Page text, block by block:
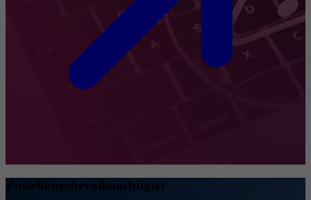
Zustellungsbevollmächtigter